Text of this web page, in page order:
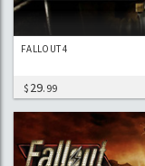
FALLOUT 4
$ 29.99